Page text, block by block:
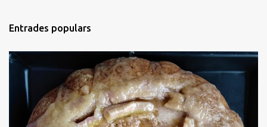
t
r
Entrades populars